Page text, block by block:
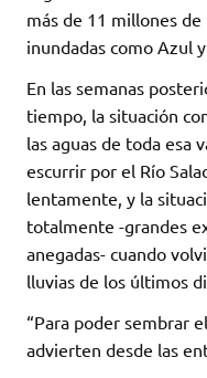
más de 11 millones de
inundadas como Azul
En las semanas
tiempo, la situación
las aguas de toda esa
escurrir por el Río
lentamente, y la
totalmente -grandes
anegadas- cuando
lluvias de los últimos
“Para poder sembrar
advierten desde las